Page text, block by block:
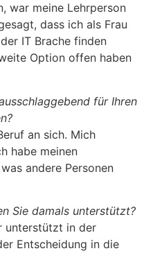
war meine Lehrperson
dass ich als Frau
IT Brache finden
Option offen haben
für Ihren
an sich. Mich
habe meinen
andere Personen
Sie damals unterstützt?
unterstützt in der
Entscheidung in die